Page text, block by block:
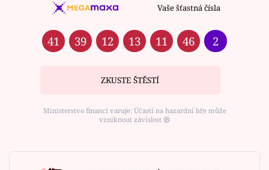
Vaše šťastná čísla
41 39 12 13 11 46 2
ZKUSTE ŠTĚSTÍ
Ministerstvo financí varuje: Účastí na hazardní hře může
vzniknout závislost ⑱